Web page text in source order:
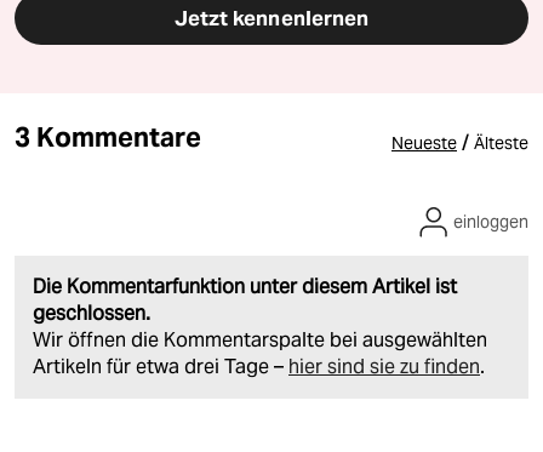
Jetzt kennenlernen
3 Kommentare Neueste / Älteste
Die Kommentarfunktion unter diesem Artikel ist
geschlossen.
Wir öffnen die Kommentarspalte bei ausgewählten
Artikeln für etwa drei Tage – hier sind sie zu finden.
einloggen